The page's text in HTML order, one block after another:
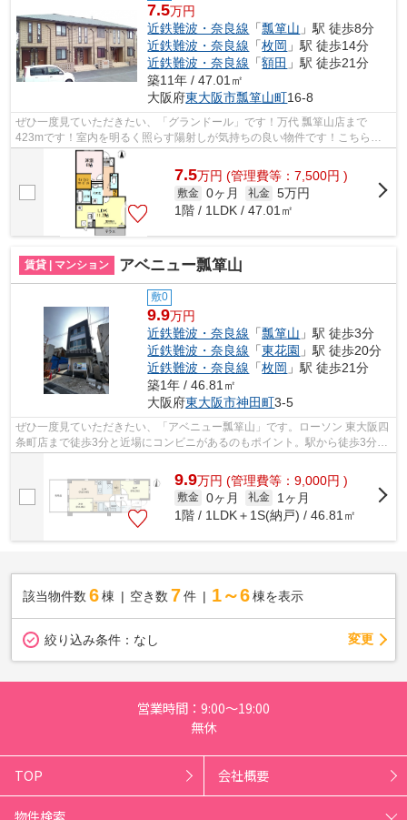
7.5万円
近鉄難波・奈良線 「瓢箪山 」駅 徒歩8分
近鉄難波・奈良線 「枚岡 」駅 徒歩14分
近鉄難波・奈良線 「額田 」駅 徒歩21分
築11年 / 47.01㎡
大阪府東大阪市瓢箪山町16-8
ぜひ一度見ていただきたい、「グランドール」です！万代 瓢箪山店まで
423mです！室内を明るく照らす陽射しが気持ちの良い物件です！こちらは
初期費用をカードでお支払いいただけるハイ...
7.5万円 (管理費等：7,500円 )
敷金 0ヶ月 礼金 5万円
1階 / 1LDK / 47.01㎡
賃貸 | マンション アベニュー瓢箪山
敷0
9.9万円
近鉄難波・奈良線 「瓢箪山 」駅 徒歩3分
近鉄難波・奈良線 「東花園 」駅 徒歩20分
近鉄難波・奈良線 「枚岡 」駅 徒歩21分
築1年 / 46.81㎡
大阪府東大阪市神田町3-5
ぜひ一度見ていただきたい、「アベニュー瓢箪山」です。ローソン 東大阪四
条町店まで徒歩3分と近場にコンビニがあるのもポイント。駅から徒歩3分と
9.9万円 (管理費等：9,000円 )
敷金 0ヶ月 礼金
1ヶ月
1階 / 1LDK＋1S(納戸) / 46.81㎡
該当物件数 6棟 空き数 7 件 1～6 棟を表示
絞り込み条件： なし 変更
営業時間：9:00～19:00
無休
TOP 会社概要
物件検索